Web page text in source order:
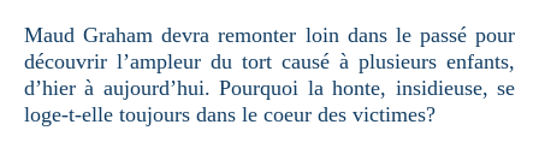
Maud Graham devra remonter loin dans le passé pour
découvrir l’ampleur du tort causé à plusieurs enfants,
d’hier à aujourd’hui. Pourquoi la honte, insidieuse, se
loge-t-elle toujours dans le coeur des victimes?